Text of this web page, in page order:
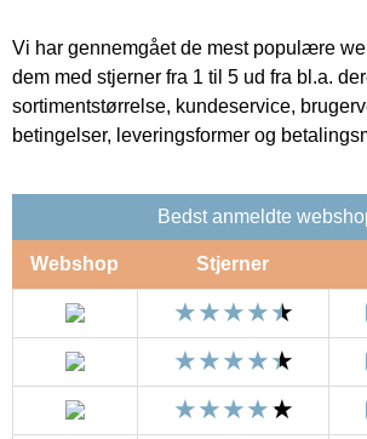
Vi har gennemgået de mest populære
dem med stjerner fra 1 til 5 ud fra bl.a.
sortimentstørrelse, kundeservice,
betingelser, leveringsformer og
Bedst anmeldte
Webshop Stjerner